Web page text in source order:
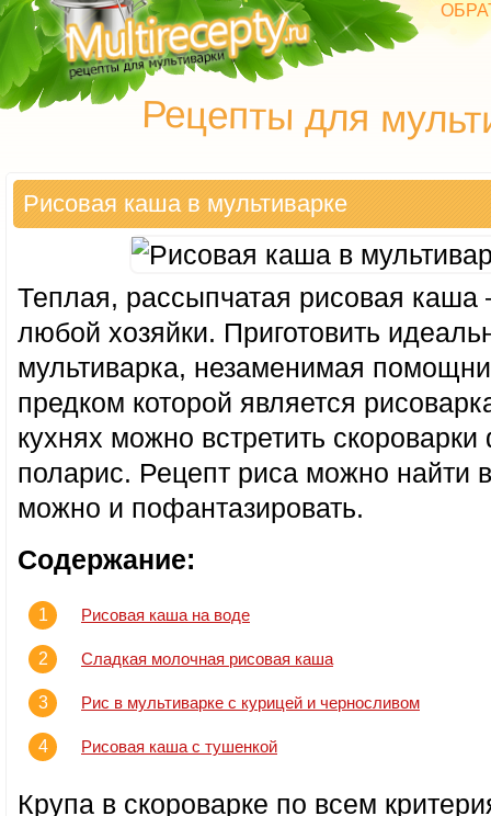
Рецепты для
Рисовая каша в мультиварке
Теплая, рассыпчатая рисовая каша
любой хозяйки. Приготовить
мультиварка, незаменимая
предком которой является
кухнях можно встретить
поларис. Рецепт риса можно найти
можно и пофантазировать.
Содержание:
Рисовая каша на воде
Сладкая молочная рисовая каша
Рис в мультиварке с курицей и черносливом
Рисовая каша с тушенкой
Крупа в скороварке по всем